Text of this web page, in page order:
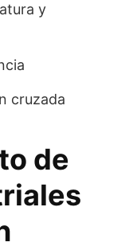
y
cruzada
de